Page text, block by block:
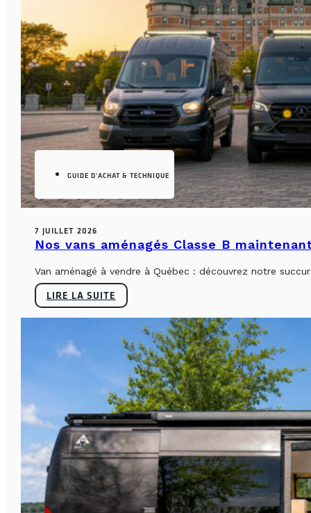
GUIDE D'ACHAT & TECHNIQUE
7 JUILLET 2026
Nos vans aménagés Classe B
Van aménagé à vendre à Québec : découvrez notre
LIRE LA SUITE